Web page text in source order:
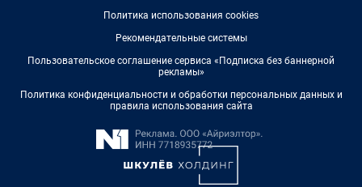
Политика использования cookies
Рекомендательные системы
Пользовательское соглашение сервиса «Подписка без баннерной
рекламы»
Политика конфиденциальности и обработки персональных данных и
правила использования сайта